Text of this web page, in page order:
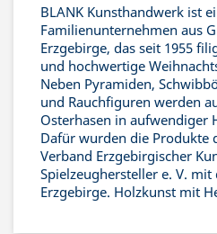
BLANK Kunsthandwerk ist
Familienunternehmen aus
Erzgebirge, das seit 1955
und hochwertige
Neben Pyramiden,
und Rauchfiguren werden
Osterhasen in aufwendiger
Dafür wurden die Produkte
Verband Erzgebirgischer
Spielzeughersteller e. V.
Erzgebirge. Holzkunst mit